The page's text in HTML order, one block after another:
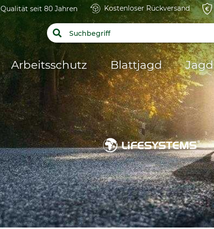
Qualität seit 80 Jahren Kostenloser Rückversand
Arbeitsschutz Blattjagd Jagd